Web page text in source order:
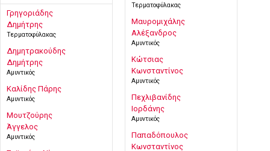
Γρηγοριάδης
Δημήτρης
Τερματοφύλακας
Δημητρακούδης
Δημήτρης
Αμυντικός
Καλίδης Πάρης
Αμυντικός
Μουτζούρης
Άγγελος
Αμυντικός
Τερματοφύλακας
Μαυρομιχάλης
Αλέξανδρος
Αμυντικός
Κώτσιας
Κωνσταντίνος
Αμυντικός
Πεχλιβανίδης
Ιορδάνης
Αμυντικός
Παπαδόπουλος
Κωνσταντίνος